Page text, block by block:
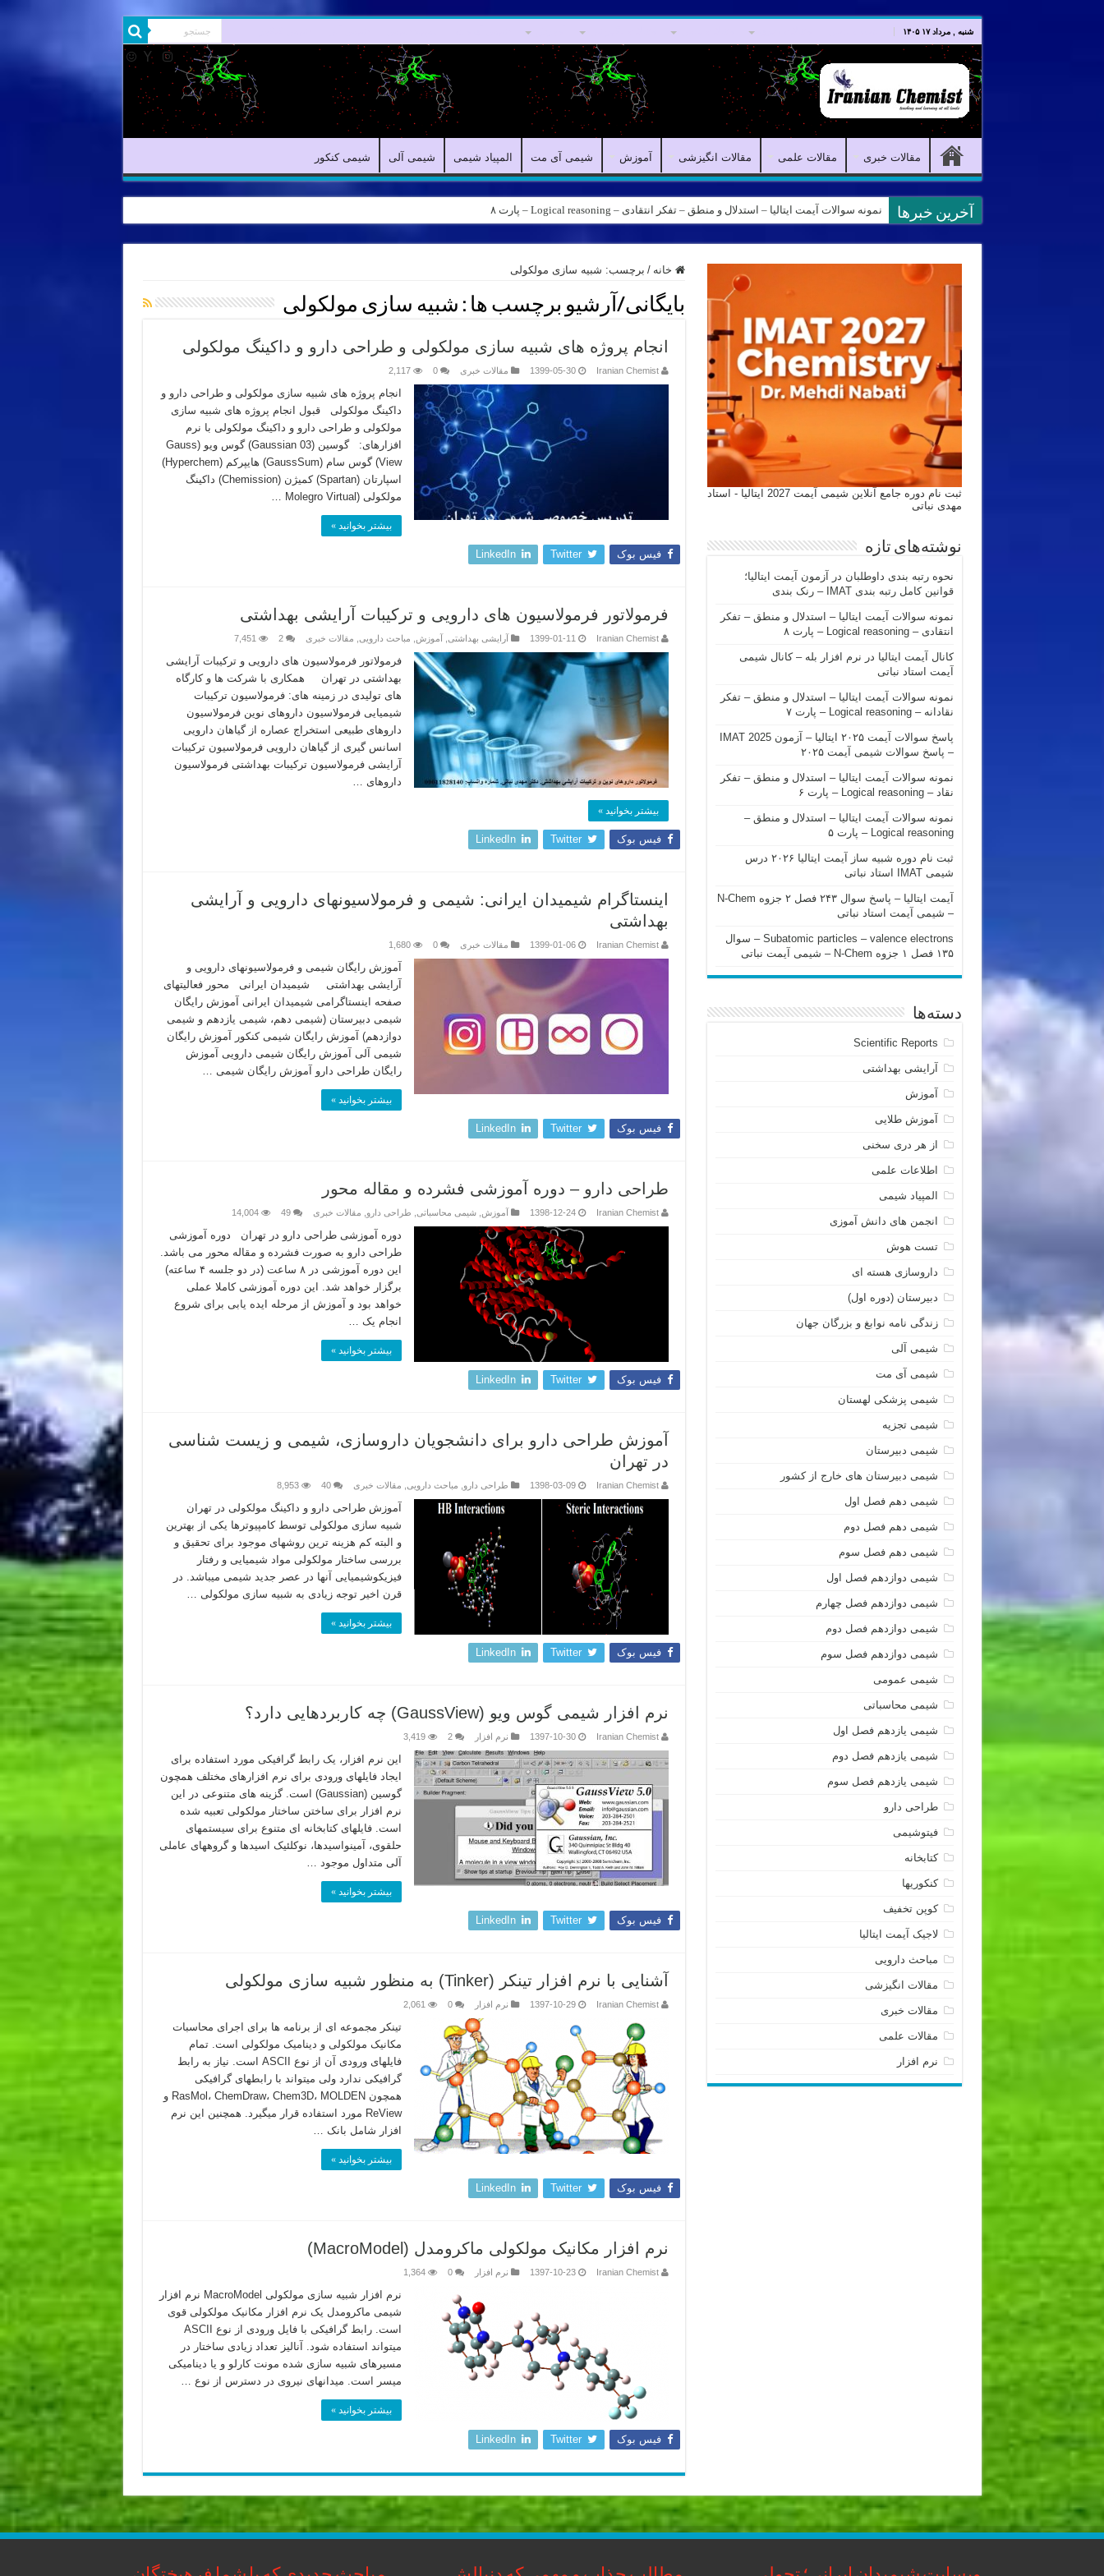
شنبه , مرداد ۱۷ ۱۴۰۵
مقالات خبری مقالات علمی مقالات انگیزشی آموزش شیمی آی مت المپیاد شیمی شیمی آلی شیمی کنکور
آخرین خبرها نمونه سوالات آیمت ایتالیا – استدلال و منطق – تفکر انتقادی – Logical reasoning – پارت ۸
خانه / برچسب: شبیه سازی مولکولی
بایگانی/آرشیو برچسب ها : شبیه سازی مولکولی
انجام پروژه های شبیه سازی مولکولی و طراحی دارو و داکینگ مولکولی
Iranian Chemist
1399-05-30 مقالات خبری 0
2,117
انجام پروژه های شبیه سازی مولکولی و طراحی دارو و
داکینگ مولکولی قبول انجام پروژه های شبیه سازی
مولکولی و طراحی دارو و داکینگ مولکولی با نرم
افزارهای: گوسین (Gaussian 03) گوس ویو (Gauss
View) گوس سام (GaussSum) هایپرکم (Hyperchem)
اسپارتان (Spartan) کمیژن (Chemission) داکینگ
مولکولی (Molegro Virtual …
بیشتر بخوانید »
فیس بوک Twitter
LinkedIn
فرمولاتور فرمولاسیون های دارویی و ترکیبات آرایشی بهداشتی
Iranian Chemist
1399-01-11 آرایشی بهداشتی ,آموزش مباحث دارویی مقالات خبری 2
7,451
فرمولاتور فرمولاسیون های دارویی و ترکیبات آرایشی
بهداشتی در تهران همکاری با شرکت ها و کارگاه
های تولیدی در زمینه های: فرمولاسیون ترکیبات
شیمیایی فرمولاسیون داروهای نوین فرمولاسیون
داروهای طبیعی استخراج عصاره از گیاهان دارویی
اسانس گیری از گیاهان دارویی فرمولاسیون ترکیبات
آرایشی فرمولاسیون ترکیبات بهداشتی فرمولاسیون
داروهای …
بیشتر بخوانید »
فیس بوک Twitter
LinkedIn
اینستاگرام شیمیدان ایرانی: شیمی و فرمولاسیونهای دارویی و آرایشی
بهداشتی
Iranian Chemist
1399-01-06 مقالات خبری 0
1,680
آموزش رایگان شیمی و فرمولاسیونهای دارویی و
آرایشی بهداشتی شیمیدان ایرانی محور فعالیتهای
صفحه اینستاگرامی شیمیدان ایرانی آموزش رایگان
شیمی دبیرستان (شیمی دهم، شیمی یازدهم و شیمی
دوازدهم) آموزش رایگان شیمی کنکور آموزش رایگان
شیمی آلی آموزش رایگان شیمی دارویی آموزش
رایگان طراحی دارو آموزش رایگان شیمی …
بیشتر بخوانید »
فیس بوک Twitter
LinkedIn
طراحی دارو – دوره آموزشی فشرده و مقاله محور
Iranian Chemist
1398-12-24 آموزش ,شیمی محاسباتی طراحی دارو مقالات خبری 49
14,004
دوره آموزشی طراحی دارو در تهران دوره آموزشی
طراحی دارو به صورت فشرده و مقاله محور می باشد.
این دوره آموزشی در ۸ ساعت (در دو جلسه ۴ ساعته)
برگزار خواهد شد. این دوره آموزشی کاملا عملی
خواهد بود و آموزش از مرحله ایده یابی برای شروع
انجام یک …
بیشتر بخوانید »
فیس بوک Twitter
LinkedIn
آموزش طراحی دارو برای دانشجویان داروسازی، شیمی و زیست شناسی
در تهران
Iranian Chemist
1398-03-09 طراحی دارو مباحث دارویی مقالات خبری 40
8,953
آموزش طراحی دارو و داکینگ مولکولی در تهران
شبیه سازی مولکولی توسط کامپیوترها یکی از بهترین
و البته کم هزینه ترین روشهای موجود برای تحقیق و
بررسی ساختار مولکولی مواد شیمیایی و رفتار
فیزیکوشیمیایی آنها در عصر جدید شیمی میباشد. در
قرن اخیر توجه زیادی به شبیه سازی مولکولی …
بیشتر بخوانید »
فیس بوک Twitter
LinkedIn
نرم افزار شیمی گوس ویو (GaussView) چه کاربردهایی دارد؟
Iranian Chemist
1397-10-30 نرم افزار 2
3,419
این نرم افزار، یک رابط گرافیکی مورد استفاده برای
ایجاد فایلهای ورودی برای نرم افزارهای مختلف همچون
گوسین (Gaussian) است. گزینه های متنوعی در این
نرم افزار برای ساختن ساختار مولکولی تعبیه شده
است. فایلهای کتابخانه ای متنوع برای سیستمهای
حلقوی، آمینواسیدها، نوکلئیک اسیدها و گروههای عاملی
آلی متداول موجود …
بیشتر بخوانید »
فیس بوک Twitter
LinkedIn
آشنایی با نرم افزار تینکر (Tinker) به منظور شبیه سازی مولکولی
Iranian Chemist
1397-10-29 نرم افزار 0
2,061
تینکر مجموعه ای از برنامه ها برای اجرای محاسبات
مکانیک مولکولی و دینامیک مولکولی است. تمام
فایلهای ورودی آن از نوع ASCII است. نیاز به رابط
گرافیکی ندارد ولی میتواند با رابطهای گرافیکی
همچون RasMol، ChemDraw، Chem3D، MOLDEN و
ReView مورد استفاده قرار میگیرد. همچنین این نرم
افزار شامل بانک …
بیشتر بخوانید »
فیس بوک Twitter
LinkedIn
نرم افزار مکانیک مولکولی ماکرومدل (MacroModel)
Iranian Chemist
1397-10-23 نرم افزار 0
1,364
نرم افزار شبیه سازی مولکولی MacroModel نرم افزار
شیمی ماکرومدل یک نرم افزار مکانیک مولکولی قوی
است. رابط گرافیکی با فایل ورودی از نوع ASCII
میتواند استفاده شود. آنالیز تعداد زیادی ساختار در
مسیرهای شبیه سازی شده مونت کارلو و یا دینامیکی
میسر است. میدانهای نیروی در دسترس از نوع …
بیشتر بخوانید »
فیس بوک Twitter
LinkedIn
ثبت نام دوره جامع آنلاین شیمی آیمت 2027 ایتالیا - استاد
مهدی نباتی
نوشته‌های تازه
نحوه رتبه بندی داوطلبان در آزمون آیمت ایتالیا؛
قوانین کامل رتبه بندی IMAT – رنک بندی
نمونه سوالات آیمت ایتالیا – استدلال و منطق – تفکر
انتقادی – Logical reasoning – پارت ۸
کانال آیمت ایتالیا در نرم افزار بله – کانال شیمی
آیمت استاد نباتی
نمونه سوالات آیمت ایتالیا – استدلال و منطق – تفکر
نقادانه – Logical reasoning – پارت ۷
پاسخ سوالات آیمت ۲۰۲۵ ایتالیا – آزمون IMAT 2025
– پاسخ سوالات شیمی آیمت ۲۰۲۵
نمونه سوالات آیمت ایتالیا – استدلال و منطق – تفکر
نقاد – Logical reasoning – پارت ۶
نمونه سوالات آیمت ایتالیا – استدلال و منطق –
Logical reasoning – پارت ۵
ثبت نام دوره شبیه ساز آیمت ایتالیا ۲۰۲۶ درس
شیمی IMAT استاد نباتی
آیمت ایتالیا – پاسخ سوال ۲۴۳ فصل ۲ جزوه N-Chem
– شیمی آیمت استاد نباتی
Subatomic particles – valence electrons – سوال
۱۳۵ فصل ۱ جزوه N-Chem – شیمی آیمت نباتی
دسته‌ها
Scientific Reports
آرایشی بهداشتی
آموزش
آموزش طلایی
از هر دری سخنی
اطلاعات علمی
المپیاد شیمی
انجمن های دانش آموزی
تست هوش
داروسازی هسته ای
دبیرستان (دوره اول)
زندگی نامه نوابغ و بزرگان جهان
شیمی آلی
شیمی آی مت
شیمی پزشکی لهستان
شیمی تجزیه
شیمی دبیرستان
شیمی دبیرستان های خارج از کشور
شیمی دهم فصل اول
شیمی دهم فصل دوم
شیمی دهم فصل سوم
شیمی دوازدهم فصل اول
شیمی دوازدهم فصل چهارم
شیمی دوازدهم فصل دوم
شیمی دوازدهم فصل سوم
شیمی عمومی
شیمی محاسباتی
شیمی یازدهم فصل اول
شیمی یازدهم فصل دوم
شیمی یازدهم فصل سوم
طراحی دارو
فیتوشیمی
کتابخانه
کنکوریها
کوپن تخفیف
لاجیک آیمت ایتالیا
مباحث دارویی
مقالات انگیزشی
مقالات خبری
مقالات علمی
نرم افزار